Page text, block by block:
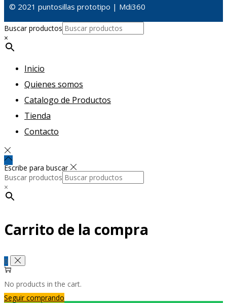
© 2021 puntosillas prototipo | Mdi360
Buscar productos
×
Inicio
Quienes somos
Catalogo de Productos
Tienda
Contacto
Escribe para buscar
Buscar productos
×
Carrito de la compra
0
No products in the cart.
Seguir comprando